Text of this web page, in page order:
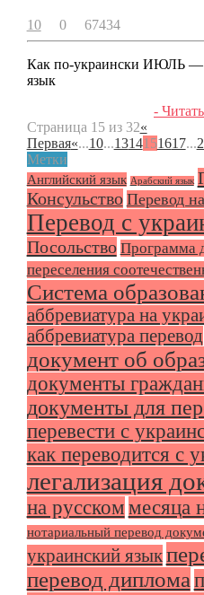
10 0 67434
Как по-украински ИЮЛЬ —
язык
-
Страница 15 из 32«
Первая«...10...1314151617...
Метки
Английский язык Арабский язык
Консульство Перевод
Перевод с
Посольство Программа
переселения
Система
аббревиатура на
аббревиатура перевод
документ об
документы
документы для
перевести с
как переводится с
легализация
на русском месяца
нотариальный перевод
украинский язык
перевод диплома